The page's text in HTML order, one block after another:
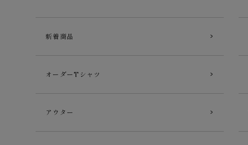
新着商品
オーダーTシャツ
アウター